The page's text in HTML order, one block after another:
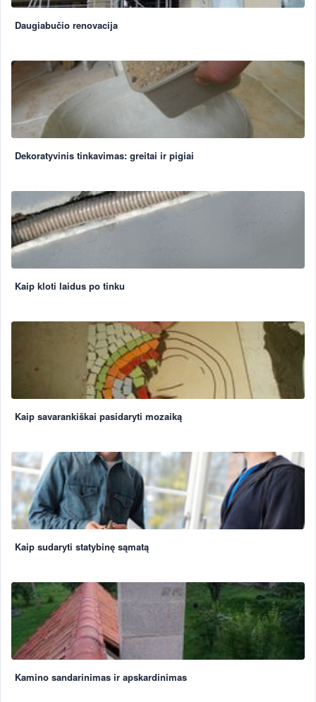
Daugiabučio renovacija
Dekoratyvinis tinkavimas: greitai ir pigiai
Kaip kloti laidus po tinku
Kaip savarankiškai pasidaryti mozaiką
Kaip sudaryti statybinę sąmatą
Kamino sandarinimas ir apskardinimas